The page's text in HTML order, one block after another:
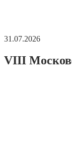
31.07.2026
VIII